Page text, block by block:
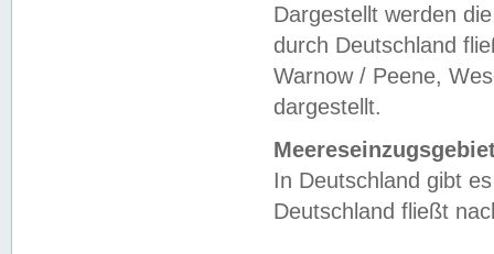
Dargestellt werden
durch Deutschland
Warnow / Peene,
dargestellt.
In Deutschland gibt
Deutschland fließt